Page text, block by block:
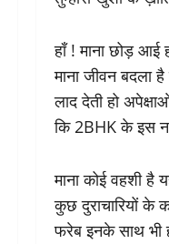
हाँ ! माना छोड़ आई
माना जीवन बदला है
लाद देती हो
कि 2BHK के इस
माना कोई वहशी है
कुछ दुराचारियों के
फरेब इनके साथ भी